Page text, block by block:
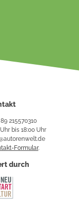
215570310
bis 18:00 Uhr
Formular.
durch